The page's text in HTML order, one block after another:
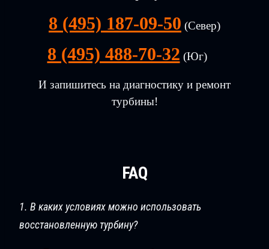
8 (495) 187-09-50 (Север)
8 (495) 488-70-32 (Юг)
И запишитесь на диагностику и ремонт
турбины!
FAQ
1. В каких условиях можно использовать
восстановленную турбину?